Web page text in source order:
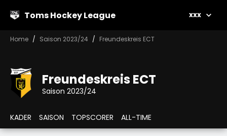
Toms Hockey League xxx
Home Saison 2023/24 Freundeskreis ECT
Freundeskreis ECT
Saison 2023/24
KADER SAISON TOPSCORER ALL-TIME